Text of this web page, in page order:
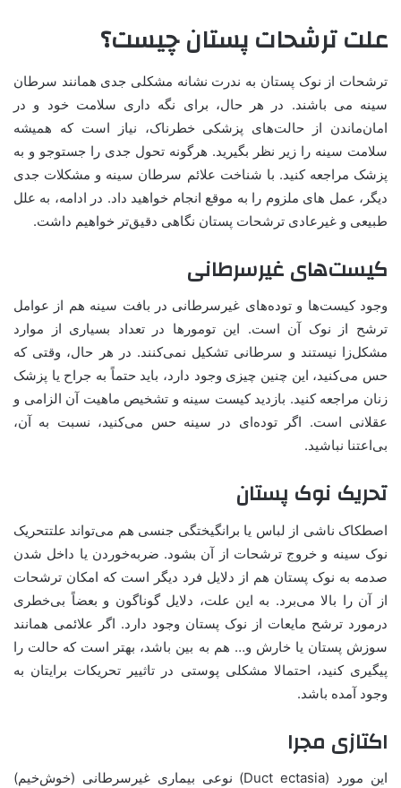
علت ترشحات پستان چیست؟
ترشحات از نوک پستان به ندرت نشانه مشکلی جدی همانند سرطان
سینه می باشند. در هر حال، برای نگه داری سلامت خود و در
امان‌ماندن از حالت‌های پزشکی خطرناک، نیاز است که همیشه
سلامت سینه را زیر نظر بگیرید. هرگونه تحول جدی را جستوجو و به
پزشک مراجعه کنید. با شناخت علائم سرطان سینه و مشکلات جدی
دیگر، عمل های ملزوم را به موقع انجام خواهید داد. در ادامه، به علل
طبیعی و غیرعادی ترشحات پستان نگاهی دقیق‌تر خواهیم داشت.
کیست‌های غیرسرطانی
وجود کیست‌ها و توده‌های غیرسرطانی در بافت سینه هم از عوامل
ترشح از نوک آن است. این تومورها در تعداد بسیاری از موارد
مشکل‌زا نیستند و سرطانی تشکیل نمی‌کنند. در هر حال، وقتی که
حس می‌کنید، این چنین چیزی وجود دارد، باید حتماً به جراح یا پزشک
زنان مراجعه کنید. بازدید کیست سینه و تشخیص ماهیت آن الزامی و
عقلانی است. اگر توده‌ای در سینه حس می‌کنید، نسبت به آن،
بی‌اعتنا نباشید.
تحریک نوک پستان
اصطکاک ناشی از لباس یا برانگیختگی جنسی هم می‌تواند علتتحریک
نوک سینه و خروج ترشحات از آن بشود. ضربه‌خوردن یا داخل شدن
صدمه به نوک پستان هم از دلایل فرد دیگر است که امکان ترشحات
از آن را بالا می‌برد. به این علت، دلایل گوناگون و بعضاً بی‌خطری
درمورد ترشح مایعات از نوک پستان وجود دارد. اگر علائمی همانند
سوزش پستان یا خارش و… هم به بین باشد، بهتر است که حالت را
پیگیری کنید، احتمالا مشکلی پوستی در تاثییر تحریکات برایتان به
وجود آمده باشد.
اکتازی مجرا
این مورد (Duct ectasia) نوعی بیماری غیرسرطانی (خوش‌خیم)